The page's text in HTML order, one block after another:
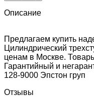
Описание
Предлагаем купить
Цилиндрический
ценам в Москве.
Гарантийный и
128-9000 Эпстон груп
Отзывы